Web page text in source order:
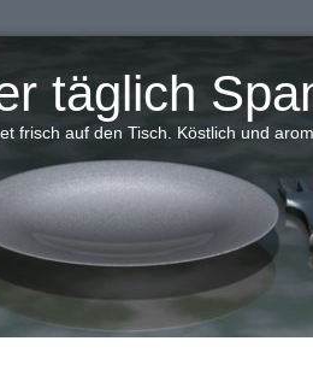
täglich
frisch auf den Tisch. Köstlich und